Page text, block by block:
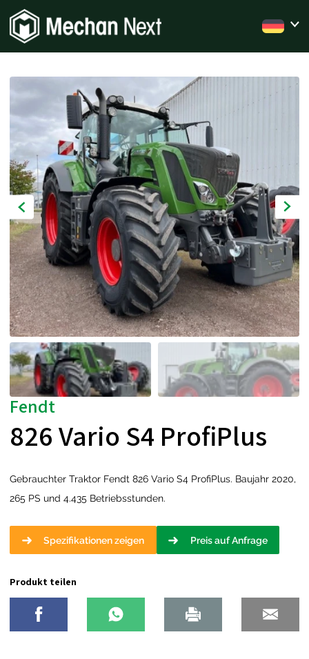
Fendt
826 Vario S4 ProfiPlus
Gebrauchter Traktor Fendt 826 Vario S4 ProfiPlus. Baujahr 2020,
265 PS und 4.435 Betriebsstunden.
Spezifikationen zeigen Preis auf Anfrage
Produkt teilen